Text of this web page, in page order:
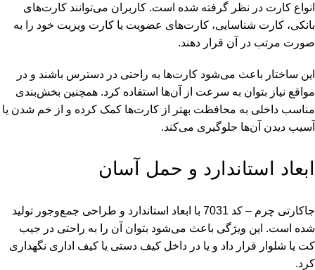
انواع کارت در نظر گرفته شده است. کاربران می‌توانند کارت‌های
بانکی، کارت شناسایی، کارت‌های عضویت یا کارت ویزیت خود را به
صورت مرتب در آن قرار دهند.
این ساختار باعث می‌شود کارت‌ها به راحتی در دسترس باشند و در
مواقع نیاز بتوان به سرعت از آن‌ها استفاده کرد. همچنین بخش‌بندی
مناسب داخلی به محافظت بهتر از کارت‌ها کمک کرده و از خم شدن یا
آسیب دیدن آن‌ها جلوگیری می‌کند.
ابعاد استاندارد و حمل آسان
جاکارتی چرم – کد 7031 با ابعاد استاندارد و طراحی جمع‌وجور تولید
شده است. این ویژگی باعث می‌شود بتوان آن را به راحتی در جیب
کت یا شلوار قرار داد و یا در داخل کیف دستی یا کیف اداری نگهداری
کرد.